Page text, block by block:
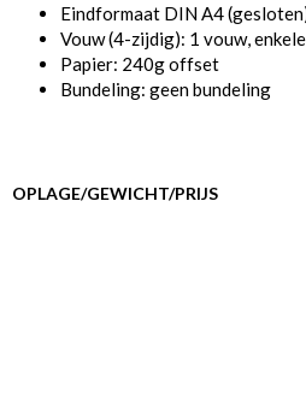
Eindformaat DIN A4
Vouw (4-zijdig): 1 vouw,
Papier: 240g offset
Bundeling: geen bundeling
OPLAGE/GEWICHT/PRIJS